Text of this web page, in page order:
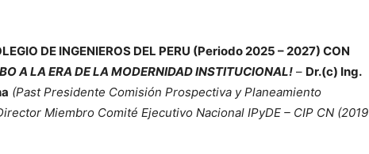
DE INGENIEROS DEL PERU (Periodo 2025 – 2027) CON
A LA ERA DE LA MODERNIDAD INSTITUCIONAL! – Dr.(c) Ing.
(Past Presidente Comisión Prospectiva y Planeamiento
Miembro Comité Ejecutivo Nacional IPyDE – CIP CN (2019